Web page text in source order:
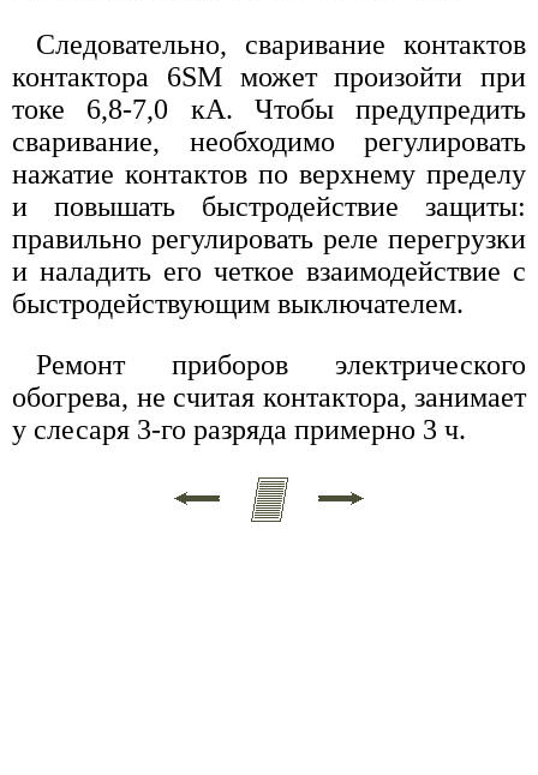
Следовательно, сваривание контактов
контактора 6SM может произойти при
токе 6,8-7,0 кА. Чтобы предупредить
сваривание, необходимо регулировать
нажатие контактов по верхнему пределу
и повышать быстродействие защиты:
правильно регулировать реле перегрузки
и наладить его четкое взаимодействие с
быстродействующим выключателем.
Ремонт приборов электрического
обогрева, не считая контактора, занимает
у слесаря 3-го разряда примерно 3 ч.